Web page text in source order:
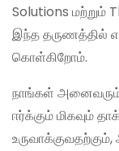
Solutions மற்றும்
இந்த தருணத்தில்
கொள்கிறோம்.
நாங்கள்
ஈர்க்கும் மிகவும்